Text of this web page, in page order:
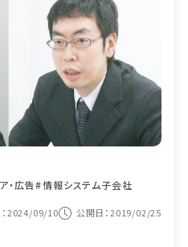
ンロード
を見る
・広告 情報システム子会社
2024/09/10 公開日：2019/02/25